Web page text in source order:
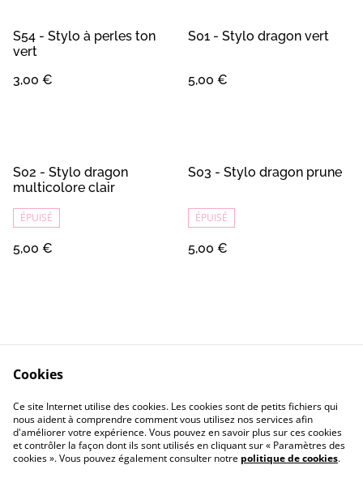
S54 - Stylo à perles ton
vert
3,00 €
S01 - Stylo dragon vert
5,00 €
S02 - Stylo dragon
multicolore clair
ÉPUISÉ
5,00 €
S03 - Stylo dragon prune
ÉPUISÉ
5,00 €
Contact
Conditions Générales
Confidentialité
Cookie
Cookies
Ce site Internet utilise des cookies. Les cookies sont de petits fichiers qui
nous aident à comprendre comment vous utilisez nos services afin
d'améliorer votre expérience. Vous pouvez en savoir plus sur ces cookies
et contrôler la façon dont ils sont utilisés en cliquant sur « Paramètres des
cookies ». Vous pouvez également consulter notre politique de cookies.